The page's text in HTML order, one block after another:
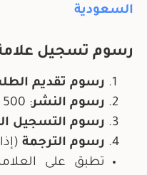
السعودية
رسوم تسجيل علامة
رسوم تقديم
رسوم النشر: 500 ريال سعودي
رسوم التسجيل
رسوم الترجمة
تطبق على